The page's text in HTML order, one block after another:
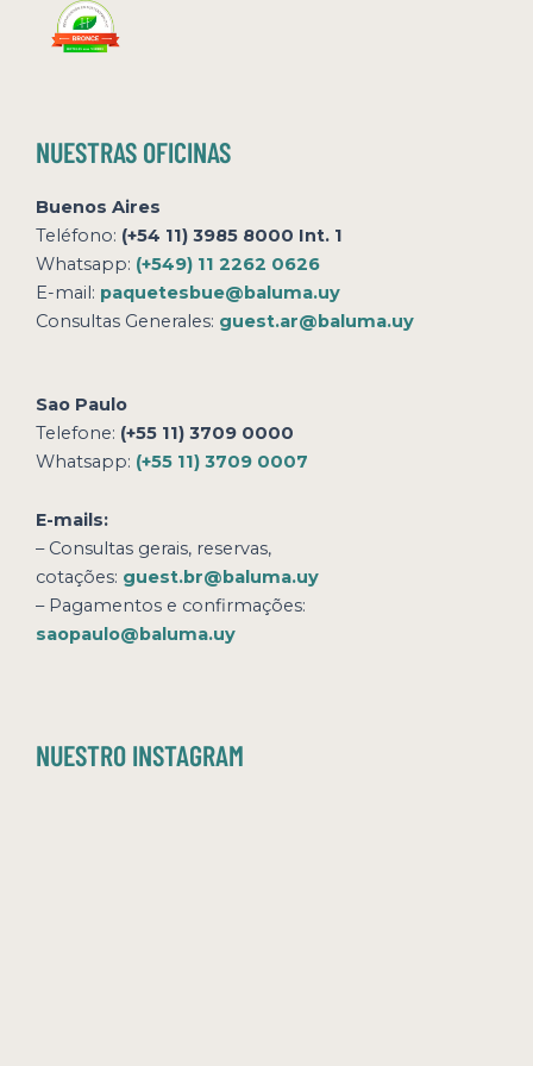
NUESTRAS OFICINAS
Buenos Aires
Teléfono: (+54 11) 3985 8000 Int. 1
Whatsapp: (+549) 11 2262 0626
E-mail: paquetesbue@baluma.uy
Consultas Generales: guest.ar@baluma.uy
Sao Paulo
Telefone: (+55 11) 3709 0000
Whatsapp: (+55 11) 3709 0007
E-mails:
– Consultas gerais, reservas,
cotações: guest.br@baluma.uy
– Pagamentos e confirmações:
saopaulo@baluma.uy
NUESTRO INSTAGRAM